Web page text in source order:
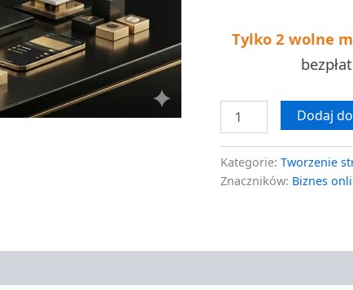
Tylko 2 wolne
Dodaj
Kategorie: Tworzenie
Znaczników: Biznes